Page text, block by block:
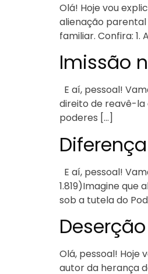
Olá! Hoje vou
alienação
familiar. Confira:
Imissão
E aí, pessoal!
direito de reavê-la
poderes […]
E aí, pessoal!
1.819)Imagine que
sob a tutela do
Olá, pessoal! Hoje
autor da herança